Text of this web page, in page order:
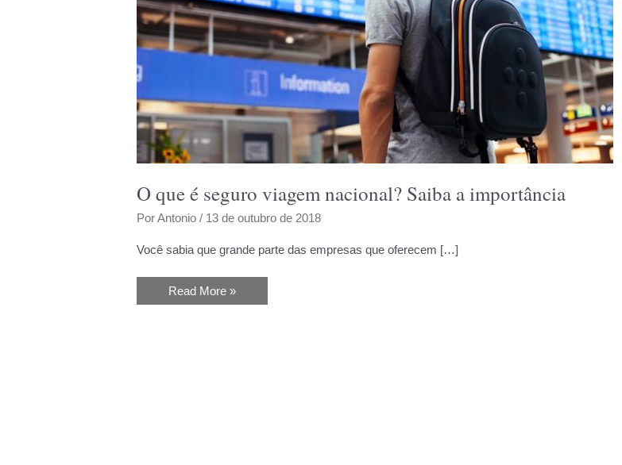
O que é seguro viagem nacional? Saiba a importância
PorAntonio/ 13 de outubro de 2018
Você sabia que grande parte das empresas que oferecem […]
O
que
Read More »